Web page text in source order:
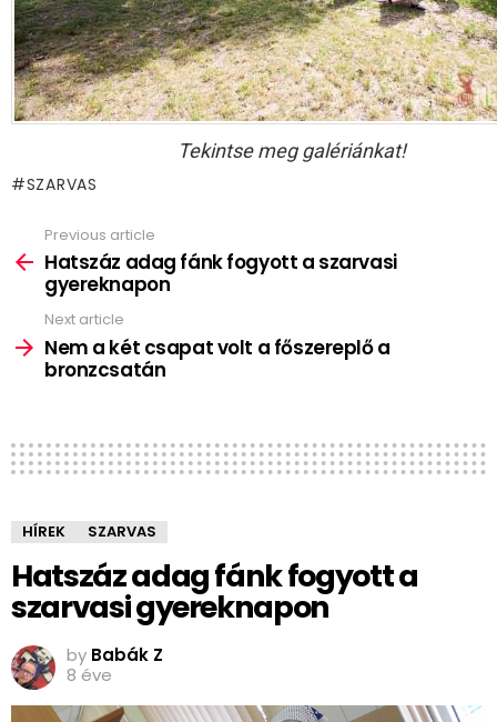
Tekintse meg galériánkat!
SZARVAS
more
Previous article
Hatszáz adag fánk fogyott a szarvasi
gyereknapon
Next article
Nem a két csapat volt a főszereplő a
bronzcsatán
HÍREK SZARVAS
Hatszáz adag fánk fogyott a
szarvasi gyereknapon
by Babák Z
8 éve